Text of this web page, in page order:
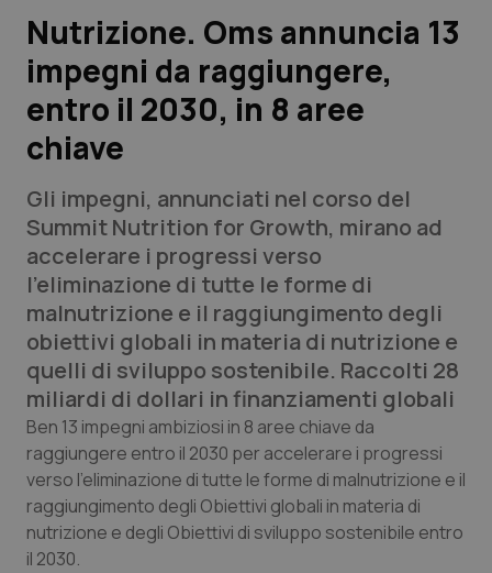
Lavoro e Professioni
Scienza e Farmaci
Studi e Analisi
Lettere al direttore
Edizioni Regionali
QS Pro
Professionisti Sanitari.AI
Abruzzo
Basilicata
Calabria
QS Pro Gold
Artrite & artrosi
Asma & BPCO
QS Club Newsletter
Nutrizione. Oms annuncia 13
impegni da raggiungere,
entro il 2030, in 8 aree
chiave
Gli impegni, annunciati nel corso del
Summit Nutrition for Growth, mirano ad
accelerare i progressi verso
l’eliminazione di tutte le forme di
malnutrizione e il raggiungimento degli
obiettivi globali in materia di nutrizione e
quelli di sviluppo sostenibile. Raccolti 28
miliardi di dollari in finanziamenti globali
Ben 13 impegni ambiziosi in 8 aree chiave da
raggiungere entro il 2030 per accelerare i progressi
verso l’eliminazione di tutte le forme di malnutrizione e il
raggiungimento degli Obiettivi globali in materia di
nutrizione e degli Obiettivi di sviluppo sostenibile entro
il 2030.